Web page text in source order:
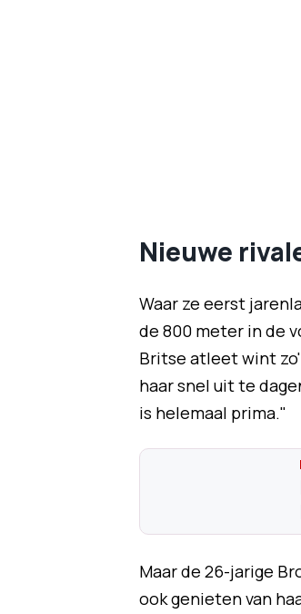
Nieuwe
Waar ze eerst
de 800 meter in de
Britse atleet wint
haar snel uit te
is helemaal prima."
Maar de 26-jarige
ook genieten van